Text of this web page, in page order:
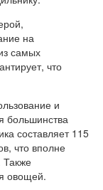
на
самых
что
и
большинства
составляет 115
что вполне
Также
овощей.